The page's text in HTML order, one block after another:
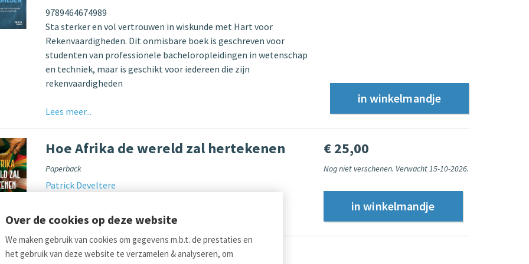
9789464674989
Sta sterker en vol vertrouwen in wiskunde met Hart voor
Rekenvaardigheden. Dit onmisbare boek is geschreven voor
studenten van professionele bacheloropleidingen in wetenschap
en techniek, maar is geschikt voor iedereen die zijn
rekenvaardigheden
Lees meer...
Hoe Afrika de wereld zal hertekenen
Paperback
Patrick Develtere
Lees meer...
€ 25,00
Nog niet verschenen. Verwacht 15-10-2026.
Over de cookies op deze website
We maken gebruik van cookies om gegevens m.b.t. de prestaties en
het gebruik van deze website te verzamelen & analyseren, om